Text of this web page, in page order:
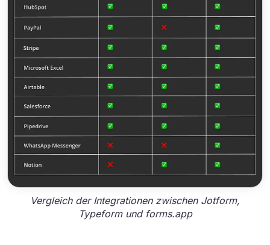
Vergleich der Integrationen zwischen Jotform,
Typeform und forms.app